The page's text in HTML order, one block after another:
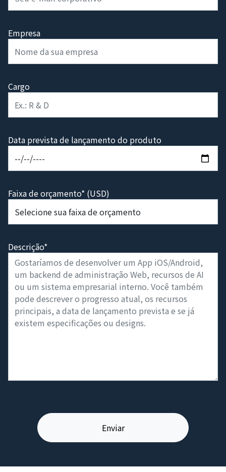
Empresa
Cargo
Data prevista de lançamento do produto
Faixa de orçamento* (USD)
Descrição*